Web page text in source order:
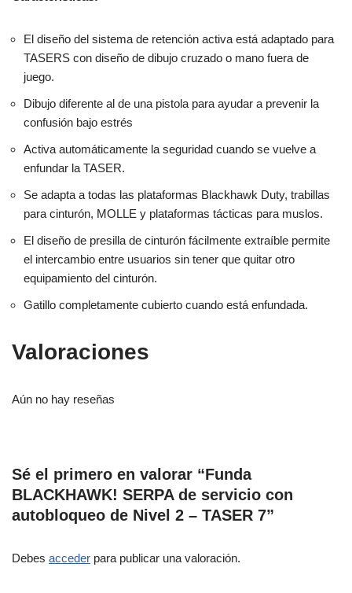
El diseño del sistema de retención activa está adaptado para
TASERS con diseño de dibujo cruzado o mano fuera de
juego.
Dibujo diferente al de una pistola para ayudar a prevenir la
confusión bajo estrés
Activa automáticamente la seguridad cuando se vuelve a
enfundar la TASER.
Se adapta a todas las plataformas Blackhawk Duty, trabillas
para cinturón, MOLLE y plataformas tácticas para muslos.
El diseño de presilla de cinturón fácilmente extraíble permite
el intercambio entre usuarios sin tener que quitar otro
equipamiento del cinturón.
Gatillo completamente cubierto cuando está enfundada.
Valoraciones
Aún no hay reseñas
Sé el primero en valorar “Funda
BLACKHAWK! SERPA de servicio con
autobloqueo de Nivel 2 – TASER 7”
Debes acceder para publicar una valoración.